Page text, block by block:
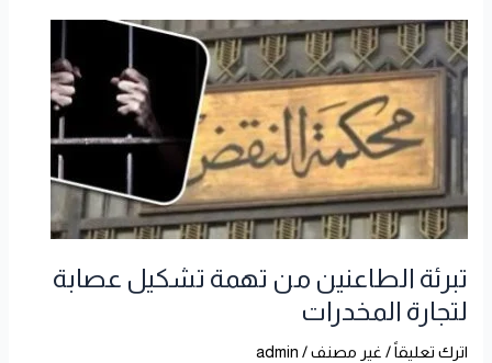
تبرئة الطاعنين من تهمة تشكيل عصابة
لتجارة المخدرات
اترك تعليقاً / غير مصنف/
admin
تبرئة
الطاعنين
من
تهمة
تشكيل
عصابة
لتجارة
المخدرات